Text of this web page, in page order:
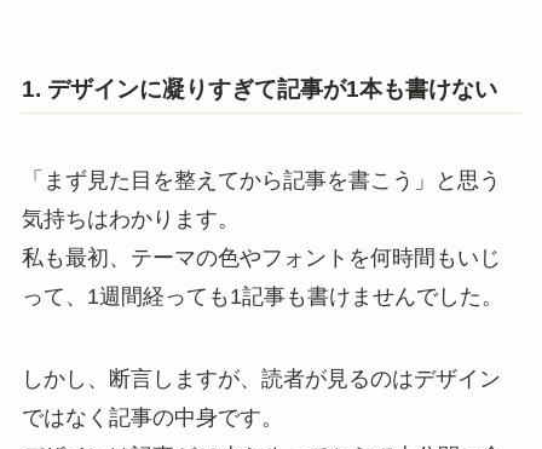
1. デザインに凝りすぎて記事が1本も書けない
「まず見た目を整えてから記事を書こう」と思う
気持ちはわかります。
私も最初、テーマの色やフォントを何時間もいじ
って、1週間経っても1記事も書けませんでした。
しかし、断言しますが、読者が見るのはデザイン
ではなく記事の中身です。